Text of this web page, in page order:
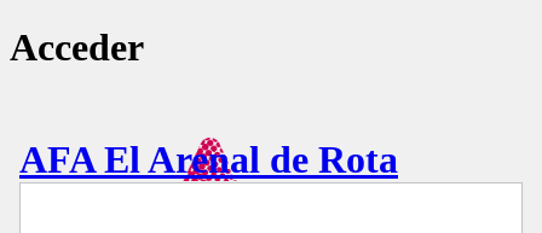
Acceder
AFA El Arenal de Rota